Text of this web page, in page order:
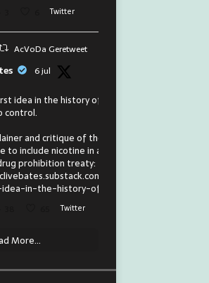
Twitter
AcVoDa Geretweet
6 jul
idea in the history of
control.
and critique of the
to include nicotine in a
prohibition treaty:
p/the
in-the-history-of
Twitter
More...